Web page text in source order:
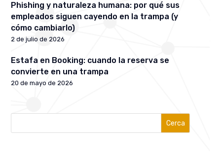
Phishing y naturaleza humana: por qué sus
empleados siguen cayendo en la trampa (y
cómo cambiarlo)
2 de julio de 2026
Estafa en Booking: cuando la reserva se
convierte en una trampa
20 de mayo de 2026
Cerca